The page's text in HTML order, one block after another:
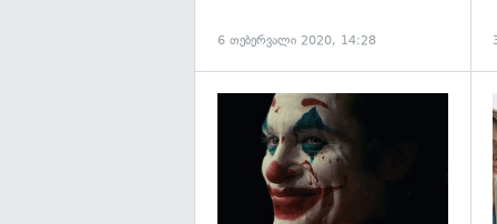
6 თებერვალი 2020, 14:28